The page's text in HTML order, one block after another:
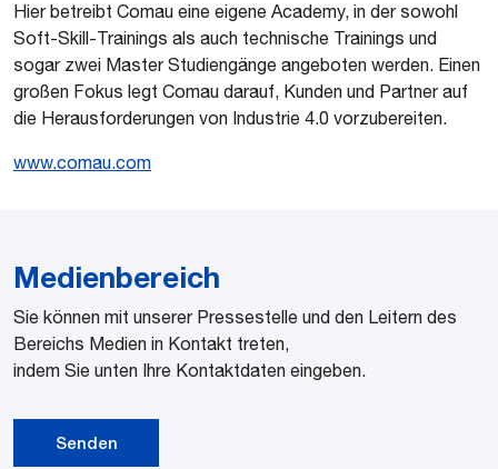
Hier betreibt Comau eine eigene Academy, in der sowohl
Soft-Skill-Trainings als auch technische Trainings und
sogar zwei Master Studiengänge angeboten werden. Einen
großen Fokus legt Comau darauf, Kunden und Partner auf
die Herausforderungen von Industrie 4.0 vorzubereiten.
www.comau.com
Medienbereich
Sie können mit unserer Pressestelle und den Leitern des
Bereichs Medien in Kontakt treten,
indem Sie unten Ihre Kontaktdaten eingeben.
Senden